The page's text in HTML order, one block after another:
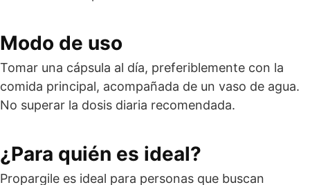
Modo de uso
Tomar una cápsula al día, preferiblemente con la
comida principal, acompañada de un vaso de agua.
No superar la dosis diaria recomendada.
¿Para quién es ideal?
Propargile es ideal para personas que buscan